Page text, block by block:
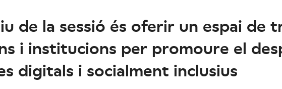
de la sessió és oferir un espai de
i institucions per promoure el
digitals i socialment inclusius